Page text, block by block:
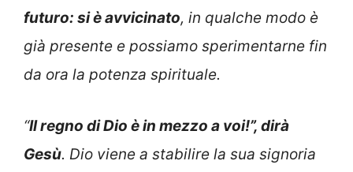
futuro: si è avvicinato, in qualche modo è
già presente e possiamo sperimentarne fin
da ora la potenza spirituale.
“Il regno di Dio è in mezzo a voi!”, dirà
Gesù. Dio viene a stabilire la sua signoria